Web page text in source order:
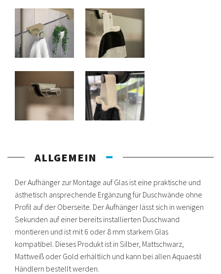
ALLGEMEIN
Der Aufhänger zur Montage auf Glas ist eine praktische und
ästhetisch ansprechende Ergänzung für Duschwände ohne
Profil auf der Oberseite. Der Aufhänger lässt sich in wenigen
Sekunden auf einer bereits installierten Duschwand
montieren und ist mit 6 oder 8 mm starkem Glas
kompatibel. Dieses Produkt ist in Silber, Mattschwarz,
Mattweiß oder Gold erhältlich und kann bei allen Aquaestil
Händlern bestellt werden.